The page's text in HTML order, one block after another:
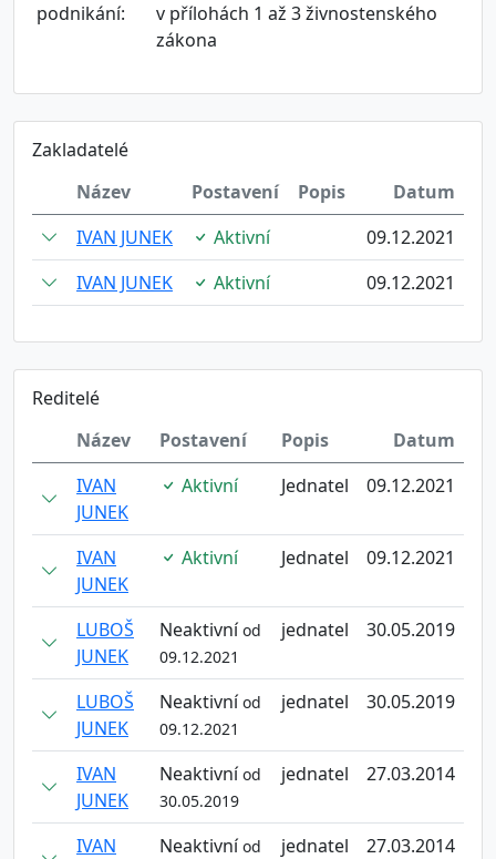
podnikání:
v přílohách 1 až 3 živnostenského
zákona
Zakladatelé
Název
Postavení Popis
Datum
IVAN JUNEK
Aktivní
09.12.2021
IVAN JUNEK
Aktivní 09.12.2021
Reditelé
Název
Postavení Popis
Datum
IVAN
JUNEK
Aktivní Jednatel 09.12.2021
IVAN
JUNEK
Aktivní Jednatel 09.12.2021
LUBOŠ
JUNEK
Neaktivníod
09.12.2021
jednatel 30.05.2019
LUBOŠ
JUNEK
Neaktivníod
09.12.2021
jednatel 30.05.2019
IVAN
JUNEK
Neaktivníod
30.05.2019
jednatel 27.03.2014
IVAN
Neaktivníod
jednatel 27.03.2014